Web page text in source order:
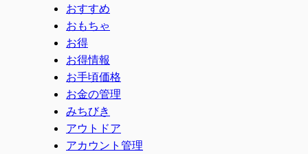
おすすめ
おもちゃ
お得
お得情報
お手頃価格
お金の管理
みちびき
アウトドア
アカウント管理